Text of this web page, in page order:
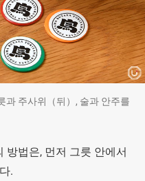
과 주사위（뒤）, 술과 안주를
방법은, 먼저 그릇 안에서
.